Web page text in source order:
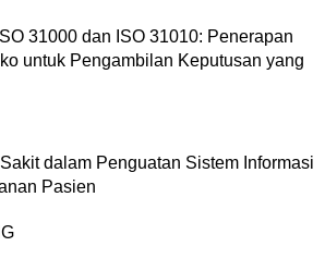
31000 dan ISO 31010: Penerapan
untuk Pengambilan Keputusan yang
dalam Penguatan Sistem Informasi
Pasien